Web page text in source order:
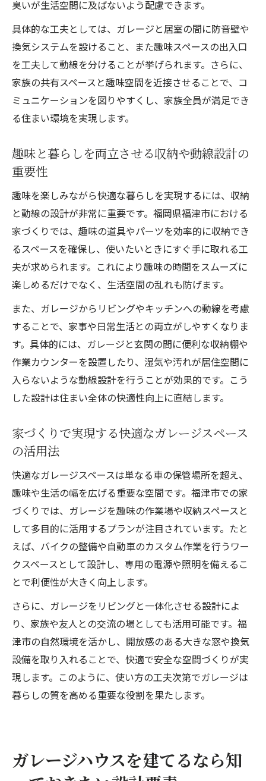
臭いが生活空間に及ばないよう配慮できます。
具体的な工夫としては、ガレージと居室の間に防音壁や
換気システムを設けること、また趣味スペースの出入口
を工夫して動線を分けることが挙げられます。さらに、
家族の共有スペースと趣味空間を近接させることで、コ
ミュニケーションを図りやすくし、家族全員が満足でき
る住まい環境を実現します。
趣味と暮らしを両立させる収納や動線設計の
重要性
趣味を楽しみながら快適な暮らしを実現するには、収納
と動線の設計が非常に重要です。福岡県福津市における
家づくりでは、趣味の道具やパーツを効率的に収納でき
るスペースを確保し、使いたいときにすぐ手に取れる工
夫が求められます。これにより趣味の時間をスムーズに
楽しめるだけでなく、生活空間の乱れも防げます。
また、ガレージからリビングやキッチンへの動線を考慮
することで、家事や日常生活との両立がしやすくなりま
す。具体的には、ガレージと玄関の間に便利な収納棚や
作業カウンターを設置したり、湿気や汚れが居住空間に
入らないような動線設計を行うことが効果的です。こう
した設計は住まい全体の快適性向上に直結します。
家づくりで実現する快適なガレージスペース
の活用法
快適なガレージスペースは単なる車の保管場所を超え、
趣味や生活の幅を広げる重要な空間です。福津市での家
づくりでは、ガレージを趣味の作業場や収納スペースと
して多目的に活用するプランが注目されています。たと
えば、バイクの整備や自動車のカスタム作業を行うワー
クスペースとして設計し、専用の電源や照明を備えるこ
とで利便性が大きく向上します。
さらに、ガレージをリビングと一体化させる設計によ
り、家族や友人との交流の場としても活用可能です。福
津市の自然環境を活かし、開放感のある大きな窓や換気
設備を取り入れることで、快適で安全な空間づくりが実
現します。このように、使い方の工夫次第でガレージは
暮らしの質を高める重要な役割を果たします。
ガレージハウスを建てるなら知